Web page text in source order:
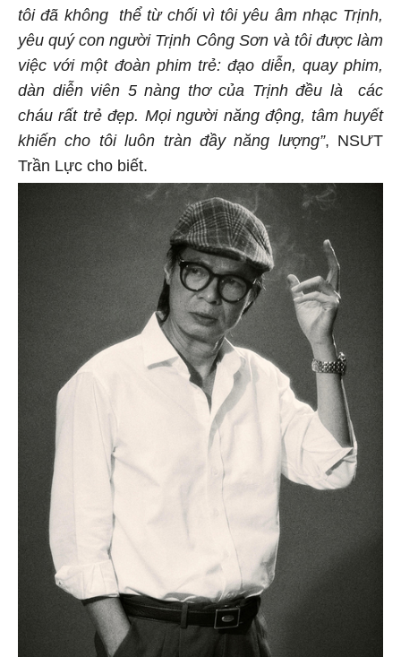
tôi đã không thể từ chối vì tôi yêu âm nhạc Trịnh,
yêu quý con người Trịnh Công Sơn và tôi được làm
việc với một đoàn phim trẻ: đạo diễn, quay phim,
dàn diễn viên 5 nàng thơ của Trịnh đều là các
cháu rất trẻ đẹp. Mọi người năng động, tâm huyết
khiến cho tôi luôn tràn đầy năng lượng”, NSƯT
Trần Lực cho biết.